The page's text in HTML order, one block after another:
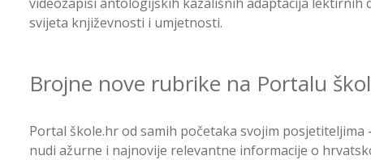
svijeta književnosti i umjetnosti.
Brojne nove rubrike na Portalu
Portal škole.hr od samih početaka svojim posjetiteljima
nudi ažurne i najnovije relevantne informacije o